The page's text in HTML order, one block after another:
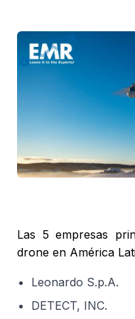
Las 5 empresas
drone en América
Leonardo S.p.A.
DETECT, INC.